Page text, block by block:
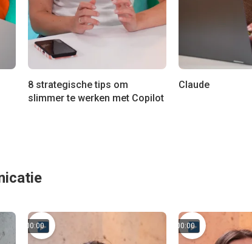
8 strategische tips om
slimmer te werken met Copilot
Claude
00:00 00:00